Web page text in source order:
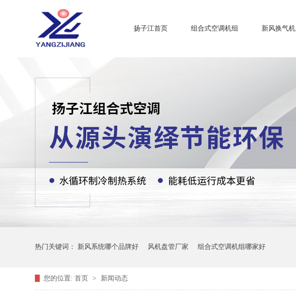
扬子江首页 组合式空调机组 新风换气机
热门关键词： 新风系统哪个品牌好 风机盘管厂家 组合式空调机组哪家好
您的位置: 首页 > 新闻动态